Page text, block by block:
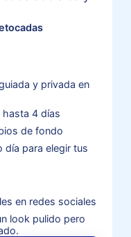
y privada en
hasta 4 días
de fondo
día para elegir tus
en redes sociales
look pulido pero